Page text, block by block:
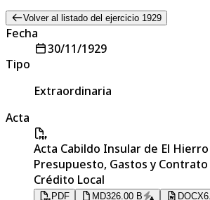
Volver al listado del ejercicio 1929
Fecha
30/11/1929
Tipo
Extraordinaria
Acta
Acta Cabildo Insular de El Hierro
Presupuesto, Gastos y Contrato
Crédito Local
PDF MD326.00 B DOCX